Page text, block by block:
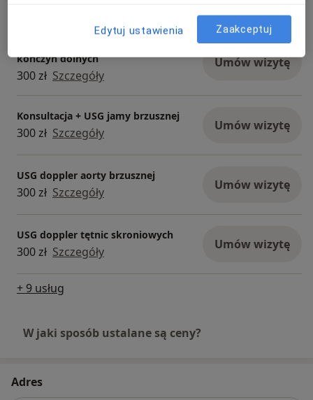
kończyn dolnych
300 zł Szczegóły
Umów wizytę
Konsultacja + USG jamy brzusznej
300 zł Szczegóły Umów wizytę
USG doppler aorty brzusznej
300 zł Szczegóły Umów wizytę
USG doppler tętnic skroniowych
300 zł Szczegóły Umów wizytę
+ 9 usług
W jaki sposób ustalane są ceny?
Adres
Edytuj ustawienia Zaakceptuj